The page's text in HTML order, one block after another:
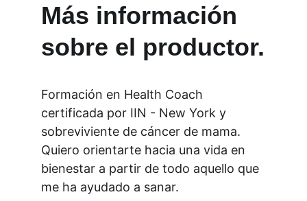
Más información
sobre el productor.
Formación en Health Coach
certificada por IIN - New York y
sobreviviente de cáncer de mama.
Quiero orientarte hacia una vida en
bienestar a partir de todo aquello que
me ha ayudado a sanar.